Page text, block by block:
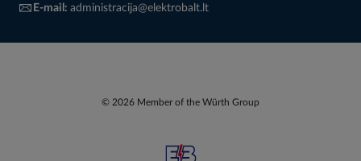
E-mail: administracija@elektrobalt.lt
© 2026 Member of the Würth Group